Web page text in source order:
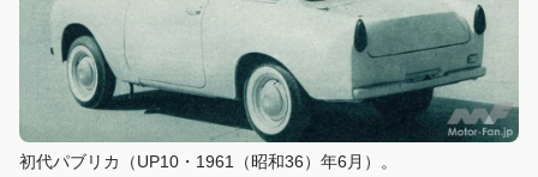
初代パブリカ（UP10・1961（昭和36）年6月）。